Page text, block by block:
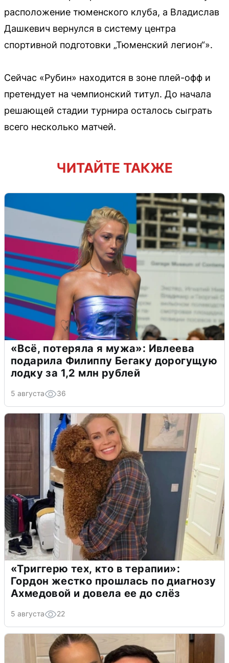
расположение тюменского клуба, а Владислав
Дашкевич вернулся в систему центра
спортивной подготовки „Тюменский легион“».
Сейчас «Рубин» находится в зоне плей-офф и
претендует на чемпионский титул. До начала
решающей стадии турнира осталось сыграть
всего несколько матчей.
ЧИТАЙТЕ ТАКЖЕ
«Всё, потеряла я мужа»: Ивлеева
подарила Филиппу Бегаку дорогущую
лодку за 1,2 млн рублей
5 августа 36
«Триггерю тех, кто в терапии»:
Гордон жестко прошлась по диагнозу
Ахмедовой и довела ее до слёз
5 августа 22